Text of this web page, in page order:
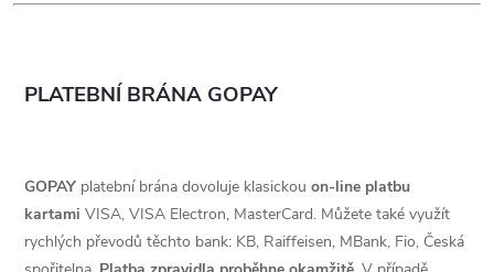
PLATEBNÍ BRÁNA GOPAY
GOPAY platební brána dovoluje klasickou on-line platbu
kartami VISA, VISA Electron, MasterCard. Můžete také využít
rychlých převodů těchto bank: KB, Raiffeisen, MBank, Fio, Česká